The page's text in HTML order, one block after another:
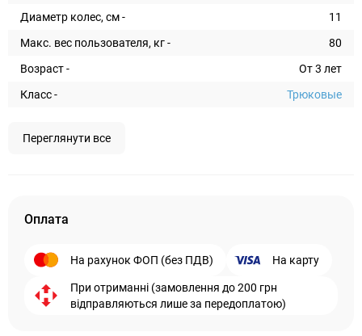
Диаметр колес, см -
11
Макс. вес пользователя, кг -
80
Возраст -
От 3 лет
Класс -
Трюковые
Переглянути все
Оплата
На рахунок ФОП (без ПДВ) На карту
При отриманні (замовлення до 200 грн
відправляються лише за передоплатою)